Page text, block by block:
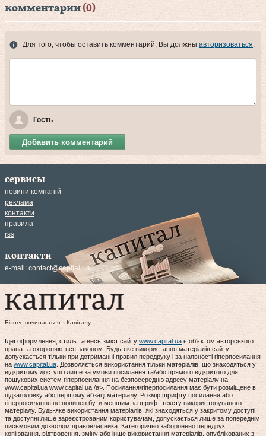
комментарии (0)
Для того, чтобы оставить комментарий, Вы должны авторизоваться
Гость
Добавить комментарий
сервисы
новини компаній
реклама
контакти
правила
rss
контакти
e-mail: contact@capital.ua
Бізнес починається з Капіталу
Ідеї оформлення, стиль та весь зміст сайту www.capital.ua є об'єктом авторського
права та охороняються законом. Будь-яке використання матеріалів сайту
допускається тільки при дотриманні правил передруку і за наявності гіперпосилання
на www.capital.ua . Дозволяється використання тільки матеріалів, що знаходяться у
відкритому доступі і лише за умови посилання та/або прямого відкритого для
пошукових систем гіперпосилання на безпосередню адресу матеріалу на
www.capital.ua www.capital.ua /a>. Посилання/гіперпосилання має бути розміщене в
підзаголовку або першому абзаці матеріалу. Розмір шрифту посилання або
гіперпосилання не повинен бути меншим за шрифт тексту використовуваного
матеріалу. Будь-яке використання матеріалів, які знаходяться у закритому доступі
та доступні лише зареєстрованим користувачам, допускається лише за попереднім
письмовим дозволом правовласника. Категорично заборонено передрук,
копіювання, відтворення, зміну або інше використання матеріалів, опублікованих з